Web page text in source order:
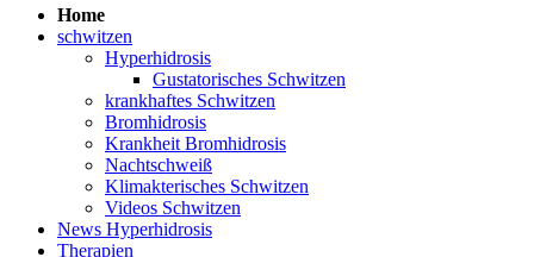
Home
schwitzen
Hyperhidrosis
Gustatorisches Schwitzen
krankhaftes Schwitzen
Bromhidrosis
Krankheit Bromhidrosis
Nachtschweiß
Klimakterisches Schwitzen
Videos Schwitzen
News Hyperhidrosis
Therapien